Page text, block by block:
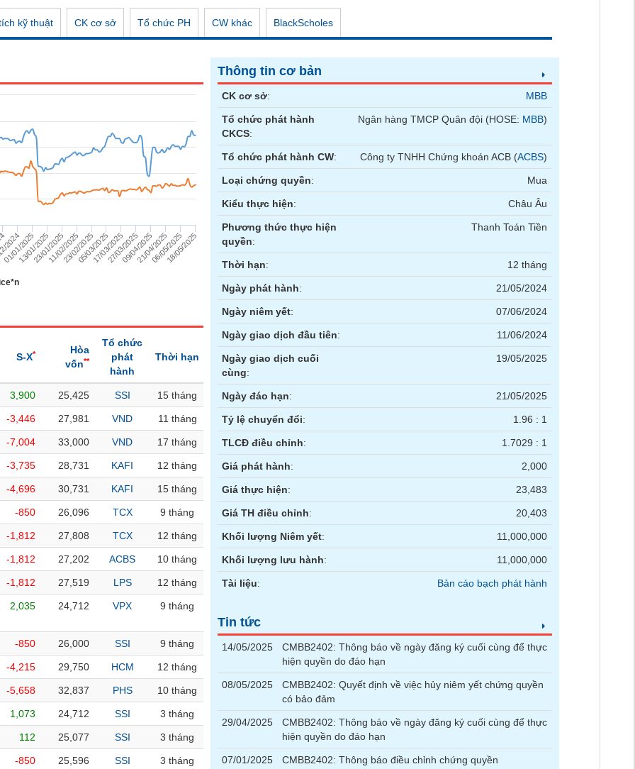
kỹ thuật CK cơ sở Tổ chức PH CW khác BlackScholes
01/01/2025
13/01/2025
23/01/2025
11/02/2025
23/02/2025
05/03/2025
17/03/2025
27/03/2025
09/04/2025
21/04/2025
06/05/2025
18/05/2025
S-X*
Hòa
vốn**
Tổ chức
phát
hành
Thời hạn
3,900 25,425 SSI 15 tháng
-3,446 27,981 VND 11 tháng
-7,004 33,000 VND 17 tháng
-3,735 28,731 KAFI 12 tháng
-4,696 30,731 KAFI 15 tháng
-850 26,096 TCX 9 tháng
-1,812 27,808 TCX 12 tháng
-1,812 27,202 ACBS 10 tháng
-1,812 27,519 LPS 12 tháng
2,035 24,712 VPX 9 tháng
-850 26,000 SSI 9 tháng
-4,215 29,750 HCM 12 tháng
-5,658 32,837 PHS 10 tháng
1,073 24,712 SSI 3 tháng
112 25,077 SSI 3 tháng
-850 25,596 SSI 3 tháng
Thông tin cơ bản
CK cơ sở: MBB
Tổ chức phát hành
CKCS:
Ngân hàng TMCP Quân đội (HOSE: MBB)
Tổ chức phát hành CW: Công ty TNHH Chứng khoán ACB (ACBS)
Loại chứng quyền: Mua
Kiểu thực hiện: Châu Âu
Phương thức thực hiện
quyền:
Thanh Toán Tiền
Thời hạn: 12 tháng
Ngày phát hành: 21/05/2024
Ngày niêm yết: 07/06/2024
Ngày giao dịch đầu tiên: 11/06/2024
Ngày giao dịch cuối
cùng:
19/05/2025
Ngày đáo hạn: 21/05/2025
Tỷ lệ chuyển đổi: 1.96 : 1
TLCĐ điều chỉnh: 1.7029 : 1
Giá phát hành: 2,000
Giá thực hiện: 23,483
Giá TH điều chỉnh: 20,403
Khối lượng Niêm yết: 11,000,000
Khối lượng lưu hành: 11,000,000
Tài liệu: Bản cáo bạch phát hành
Tin tức
14/05/2025
CMBB2402: Thông báo về ngày đăng ký cuối cùng để thực
hiện quyền do đáo hạn
08/05/2025
CMBB2402: Quyết định về việc hủy niêm yết chứng quyền
có bảo đảm
29/04/2025
CMBB2402: Thông báo về ngày đăng ký cuối cùng để thực
hiện quyền do đáo hạn
07/01/2025 CMBB2402: Thông báo điều chỉnh chứng quyền
Hợp đồng tương lai Trái phiếu